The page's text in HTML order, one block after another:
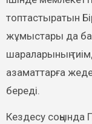
топтастыратын
жұмыстары да
шараларының
азаматтарға
береді.
Кездесу